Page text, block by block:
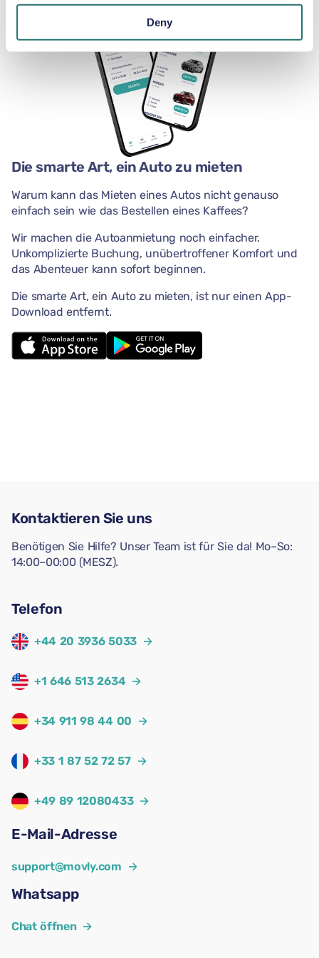
Deny
Die smarte Art, ein Auto zu mieten
Warum kann das Mieten eines Autos nicht genauso
einfach sein wie das Bestellen eines Kaffees?
Wir machen die Autoanmietung noch einfacher.
Unkomplizierte Buchung, unübertroffener Komfort und
das Abenteuer kann sofort beginnen.
Die smarte Art, ein Auto zu mieten, ist nur einen App-
Download entfernt.
Kontaktieren Sie uns
Benötigen Sie Hilfe? Unser Team ist für Sie da! Mo–So:
14:00–00:00 (MESZ).
Telefon
+44 20 3936 5033 →
+1 646 513 2634 →
+34 911 98 44 00 →
+33 1 87 52 72 57 →
+49 89 12080433 →
E-Mail-Adresse
support@movly.com →
Whatsapp
Chat öffnen →